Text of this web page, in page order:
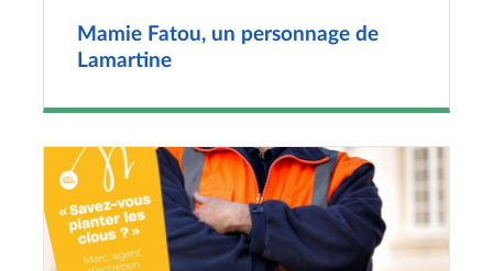
Mamie Fatou, un personnage de
Lamartine